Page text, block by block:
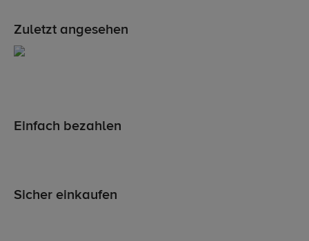
Zuletzt angesehen
Einfach bezahlen
Sicher einkaufen